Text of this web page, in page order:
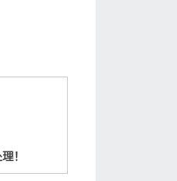
！